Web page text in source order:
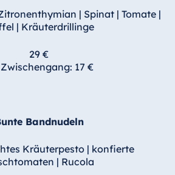
| Spinat | Tomate |
| Kräuterdrillinge
29 €
17 €
Bandnudeln
Kräuterpesto | konfierte
| Rucola